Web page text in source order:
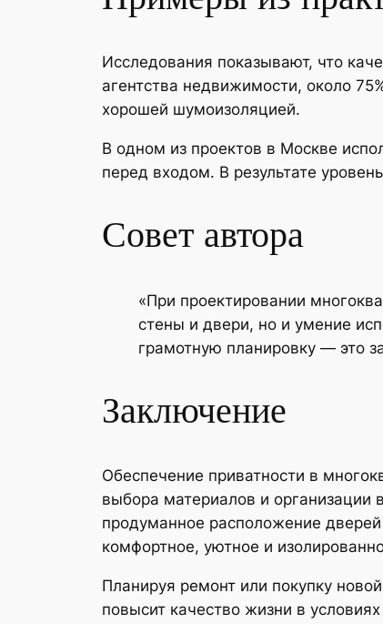
Исследования показывают, что
агентства недвижимости, около
хорошей шумоизоляцией.
В одном из проектов в Москве
перед входом. В результате
Совет автора
«При проектировании
стены и двери, но и умение
грамотную планировку — это
Заключение
Обеспечение приватности в
выбора материалов и организации
продуманное расположение
комфортное, уютное и
Планируя ремонт или покупку
повысит качество жизни в